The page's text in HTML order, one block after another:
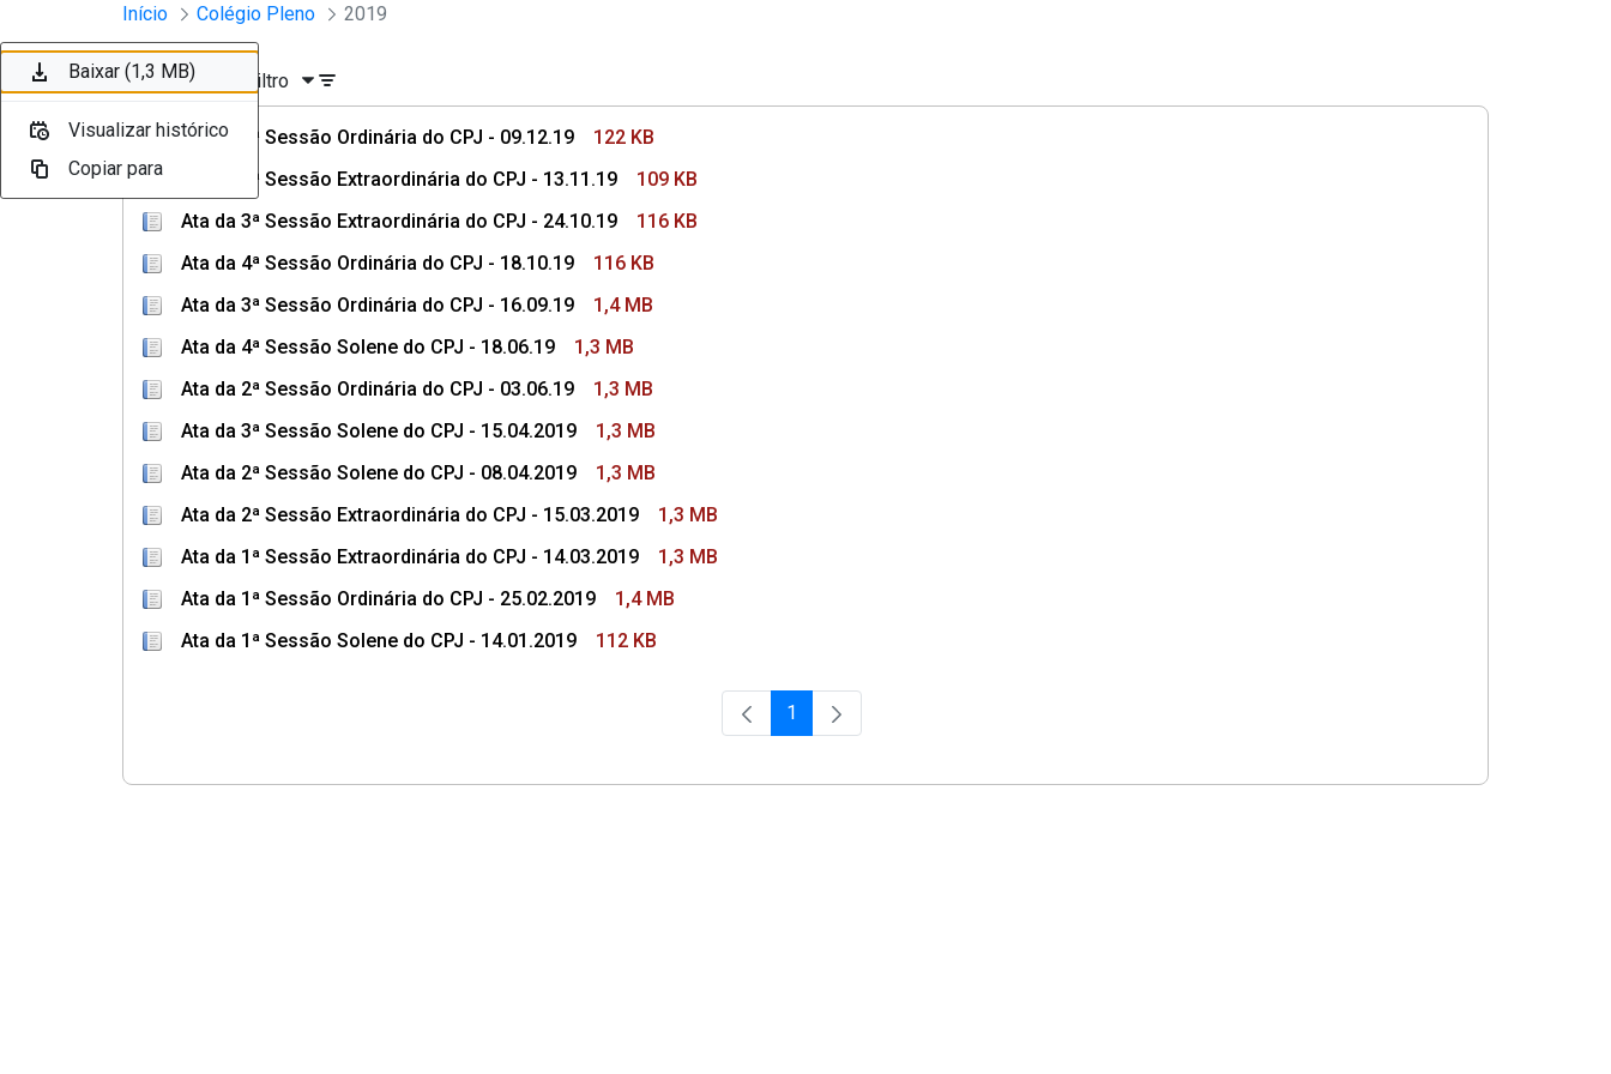
Pular para o Conteúdo principal
Sessões e Reuniões - Documentos Colegio de Procuradores
Início Colégio Pleno 2019
Ordenar Filtro
Ata da 5ª Sessão Ordinária do CPJ - 09.12.19
122 KB
Ata da 4ª Sessão Extraordinária do CPJ - 13.11.19
109 KB
Ata da 3ª Sessão Extraordinária do CPJ - 24.10.19
116 KB
Ata da 4ª Sessão Ordinária do CPJ - 18.10.19
116 KB
Ata da 3ª Sessão Ordinária do CPJ - 16.09.19
1,4 MB
Ata da 4ª Sessão Solene do CPJ - 18.06.19
1,3 MB
Ata da 2ª Sessão Ordinária do CPJ - 03.06.19
1,3 MB
Ata da 3ª Sessão Solene do CPJ - 15.04.2019
1,3 MB
Ata da 2ª Sessão Solene do CPJ - 08.04.2019
1,3 MB
Ata da 2ª Sessão Extraordinária do CPJ - 15.03.2019
1,3 MB
Ata da 1ª Sessão Extraordinária do CPJ - 14.03.2019
1,3 MB
Ata da 1ª Sessão Ordinária do CPJ - 25.02.2019
1,4 MB
Ata da 1ª Sessão Solene do CPJ - 14.01.2019
112 KB
Página
1
Baixar (122 KB)
Visualizar histórico
Copiar para
Baixar (109 KB)
Visualizar histórico
Copiar para
Baixar (116 KB)
Visualizar histórico
Copiar para
Baixar (116 KB)
Visualizar histórico
Copiar para
Baixar (1,4 MB)
Visualizar histórico
Copiar para
Baixar (1,3 MB)
Visualizar histórico
Copiar para
Baixar (1,3 MB)
Visualizar histórico
Copiar para